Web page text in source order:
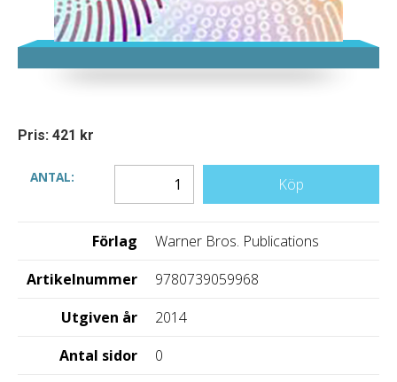
Pris: 421 kr
ANTAL: Köp
Förlag
Warner Bros. Publications
Artikelnummer
9780739059968
Utgiven år
2014
Antal sidor
0